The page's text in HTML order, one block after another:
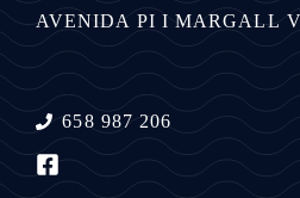
AVENIDA PI I MARGALL
658 987 206